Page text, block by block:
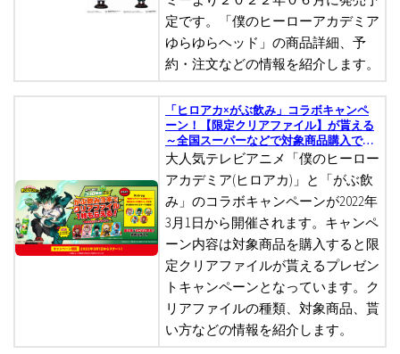
定です。「僕のヒーローアカデミア
ゆらゆらヘッド」の商品詳細、予
約・注文などの情報を紹介します。
「ヒロアカ×がぶ飲み」コラボキャンペ
ーン！【限定クリアファイル】が貰える
～全国スーパーなどで対象商品購入でグ
ッズプレゼント！いつから？
大人気テレビアニメ「僕のヒーロー
アカデミア(ヒロアカ)」と「がぶ飲
み」のコラボキャンペーンが2022年
3月1日から開催されます。キャンペ
ーン内容は対象商品を購入すると限
定クリアファイルが貰えるプレゼン
トキャンペーンとなっています。ク
リアファイルの種類、対象商品、貰
い方などの情報を紹介します。